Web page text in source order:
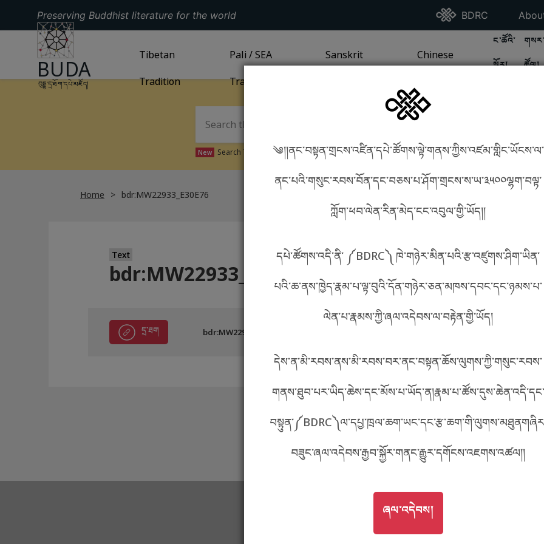
བོད་ཡིག
English
ភាសាខ្មែរ
Preserving Buddhist literature for the world Go To BDRC
BDRC Go
GO TO HOMEPAGE
BUDA
བུདྡྷ་དྲ་ཐོག་དཔེ་མཛོད།
GO TOTIBETAN TRADITIONPAGE
Tibetan
Tradition
GO TOPALI / SEA TRADITIONPAGE
Pali / SEA
Tradition
GO TOSANSKRIT TRADITION
Sanskrit
GO TOCHINESE TRADITION
Chinese
GO TO
ང་ཚོའི་
སྐོར།
GO
ཚོལ།
༄།།ནང་བསྟན་གྲངས་འཛིན་དཔེ་ཚོགས་ལྟེ་གནས་ཀྱིས་འཛམ་གླིང་ཡོངས་ལ་
ནང་པའི་གསུང་རབས་བོན་དང་བཅས་པ་ཤོག་གྲངས་ས་ཡ་༣༥༠༠ལྷག་བལྟ་
ཀློག་ཕབ་ལེན་རིན་མེད་ངང་འབུལ་གྱི་ཡོད།།
དཔེ་ཚོགས་འདི་ནི་ ༼BDRC༽ ཁེ་གཉེར་མིན་པའི་རྩ་འཛུགས་ཤིག་ཡིན་
པའི་ཆ་ནས་ཁྱེད་རྣམ་པ་ལྟ་བུའི་དོན་གཉེར་ཅན་མཁས་དབང་དང་ཉམས་པ་
ལེན་པ་རྣམས་ཀྱི་ཞལ་འདེབས་ལ་བརྟེན་གྱི་ཡོད།
དེས་ན་མི་རབས་ནས་མི་རབས་བར་ནང་བསྟན་ཆོས་ལུགས་ཀྱི་གསུང་རབས་
གནས་ཐུབ་པར་ཡིད་ཆེས་དང་མོས་པ་ཡོད་ན།རྣམ་པ་ཚོས་དུས་ཆེན་འདི་དང་
བཟུང་ཞལ་འདེབས་རྒྱབ་སྐྱོར་གནང་རྒྱུར་དགོངས་འཇགས་འཚལ།།
GO TOཞལ་འདེབས།
ཞལ་འདེབས།
New Search Tibetan in phonetics! How to find things?
Home bdr:MW22933_E30E76
Text
bdr:MW22933_E30E76
དྲ་ཐག bdr:MW22933_E30E76 metadata ཕབ་ལེན། འདིའི་ཡོང་ཁུངས།